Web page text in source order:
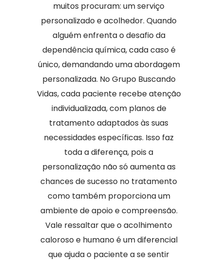
muitos procuram: um serviço
personalizado e acolhedor. Quando
alguém enfrenta o desafio da
dependência química, cada caso é
único, demandando uma abordagem
personalizada. No Grupo Buscando
Vidas, cada paciente recebe atenção
individualizada, com planos de
tratamento adaptados às suas
necessidades específicas. Isso faz
toda a diferença, pois a
personalização não só aumenta as
chances de sucesso no tratamento
como também proporciona um
ambiente de apoio e compreensão.
Vale ressaltar que o acolhimento
caloroso e humano é um diferencial
que ajuda o paciente a se sentir